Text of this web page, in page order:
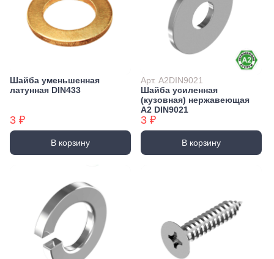
Шайба уменьшенная
латунная DIN433
3 ₽
В корзину
Арт. А2DIN9021
Шайба усиленная
(кузовная) нержавеющая
А2 DIN9021
3 ₽
В корзину